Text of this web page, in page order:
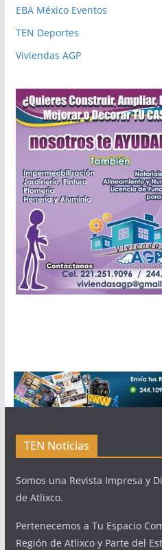
EBA México Eventos
TEN Deportes
Viviendas AGP
TEN Noticias
Somos una Revista Impresa y
de Atlixco.
Pertenecemos a Tu Espacio
Región de Atlixco y Parte del